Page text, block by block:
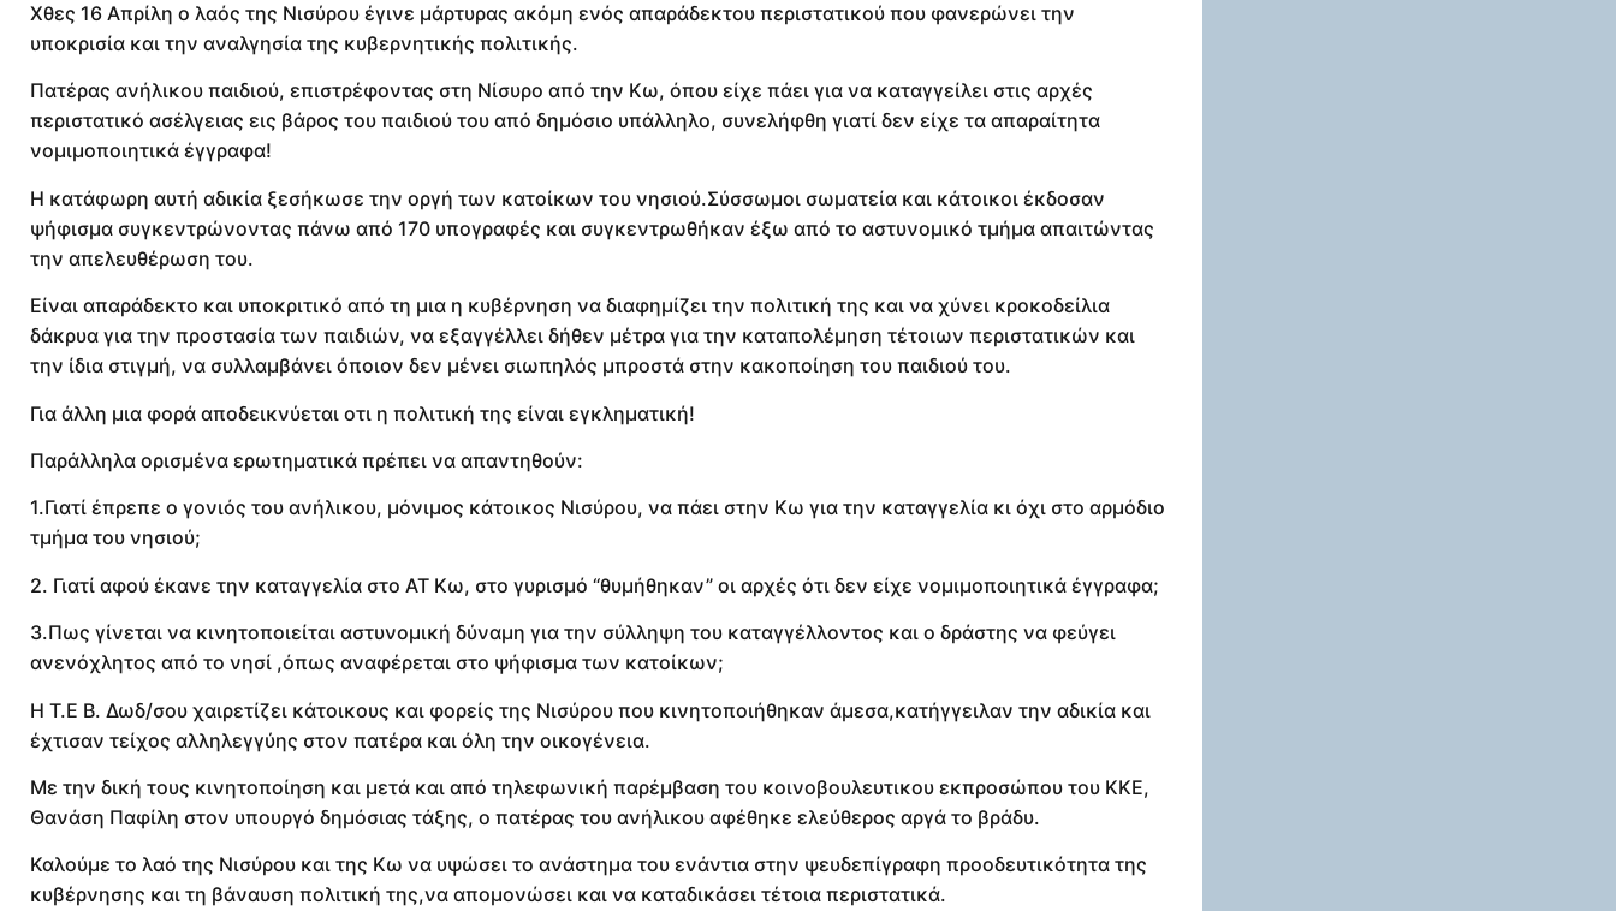
Χθες 16 Απρίλη ο λαός της Νισύρου έγινε μάρτυρας ακόμη ενός απαράδεκτου περιστατικού που φανερώνει την
υποκρισία και την αναλγησία της κυβερνητικής πολιτικής.
Πατέρας ανήλικου παιδιού, επιστρέφοντας στη Νίσυρο από την Κω, όπου είχε πάει για να καταγγείλει στις αρχές
περιστατικό ασέλγειας εις βάρος του παιδιού του από δημόσιο υπάλληλο, συνελήφθη γιατί δεν είχε τα απαραίτητα
νομιμοποιητικά έγγραφα!
Η κατάφωρη αυτή αδικία ξεσήκωσε την οργή των κατοίκων του νησιού.Σύσσωμοι σωματεία και κάτοικοι έκδοσαν
ψήφισμα συγκεντρώνοντας πάνω από 170 υπογραφές και συγκεντρωθήκαν έξω από το αστυνομικό τμήμα απαιτώντας
την απελευθέρωση του.
Είναι απαράδεκτο και υποκριτικό από τη μια η κυβέρνηση να διαφημίζει την πολιτική της και να χύνει κροκοδείλια
δάκρυα για την προστασία των παιδιών, να εξαγγέλλει δήθεν μέτρα για την καταπολέμηση τέτοιων περιστατικών και
την ίδια στιγμή, να συλλαμβάνει όποιον δεν μένει σιωπηλός μπροστά στην κακοποίηση του παιδιού του.
Για άλλη μια φορά αποδεικνύεται οτι η πολιτική της είναι εγκληματική!
Παράλληλα ορισμένα ερωτηματικά πρέπει να απαντηθούν:
1.Γιατί έπρεπε ο γονιός του ανήλικου, μόνιμος κάτοικος Νισύρου, να πάει στην Κω για την καταγγελία κι όχι στο αρμόδιο
τμήμα του νησιού;
2. Γιατί αφού έκανε την καταγγελία στο ΑΤ Κω, στο γυρισμό “θυμήθηκαν” οι αρχές ότι δεν είχε νομιμοποιητικά έγγραφα;
3.Πως γίνεται να κινητοποιείται αστυνομική δύναμη για την σύλληψη του καταγγέλλοντος και ο δράστης να φεύγει
ανενόχλητος από το νησί ,όπως αναφέρεται στο ψήφισμα των κατοίκων;
Η Τ.Ε Β. Δωδ/σου χαιρετίζει κάτοικους και φορείς της Νισύρου που κινητοποιήθηκαν άμεσα,κατήγγειλαν την αδικία και
έχτισαν τείχος αλληλεγγύης στον πατέρα και όλη την οικογένεια.
Με την δική τους κινητοποίηση και μετά και από τηλεφωνική παρέμβαση του κοινοβουλευτικου εκπροσώπου του ΚΚΕ,
Θανάση Παφίλη στον υπουργό δημόσιας τάξης, ο πατέρας του ανήλικου αφέθηκε ελεύθερος αργά το βράδυ.
Καλούμε το λαό της Νισύρου και της Κω να υψώσει το ανάστημα του ενάντια στην ψευδεπίγραφη προοδευτικότητα της
κυβέρνησης και τη βάναυση πολιτική της,να απομονώσει και να καταδικάσει τέτοια περιστατικά.